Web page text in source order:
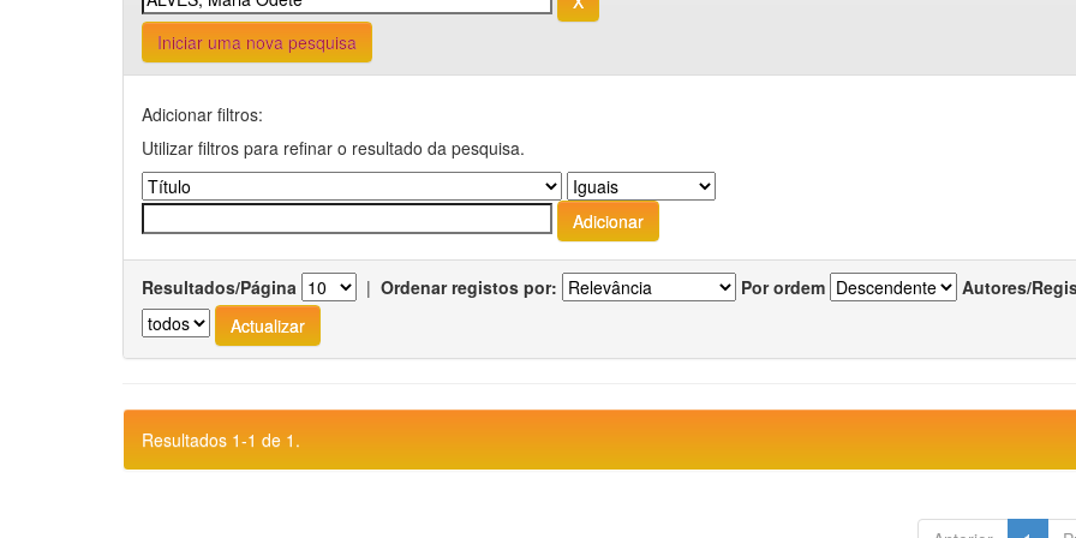
Iniciar uma nova pesquisa
Adicionar filtros:
Utilizar filtros para refinar o resultado da pesquisa.
Resultados/Página | Ordenar registos por: Por ordem Autores/
Resultados 1-1 de 1.